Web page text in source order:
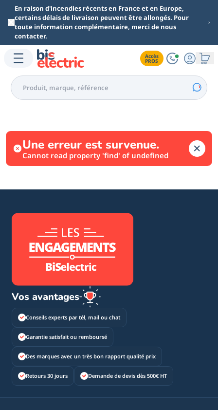
Aller au contenu principal
En raison d'incendies récents en France et en Europe,
certains délais de livraison peuvent être allongés. Pour
toute information complémentaire, merci de nous
contacter.
Accès
PROS
Une erreur est survenue.
Cannot read property 'find' of undefined
Vos avantages
Conseils experts par tél, mail ou chat
Garantie satisfait ou remboursé
Des marques avec un très bon rapport qualité prix
Retours 30 jours Demande de devis dès 500€ HT